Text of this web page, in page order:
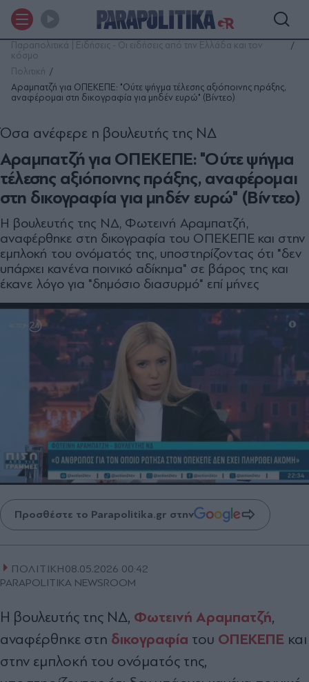
Παραπολιτικά | Ειδήσεις - Οι ειδήσεις από την Ελλάδα και τον
κόσμο
Πολιτική
Αραμπατζή για ΟΠΕΚΕΠΕ: "Ούτε ψήγμα τέλεσης αξιόποινης πράξης,
αναφέρομαι στη δικογραφία για μηδέν ευρώ" (Βίντεο)
Αραμπατζή για ΟΠΕΚΕΠΕ: "Ούτε ψήγμα
τέλεσης αξιόποινης πράξης, αναφέρομαι
στη δικογραφία για μηδέν ευρώ" (Βίντεο)
Όσα ανέφερε η βουλευτής της ΝΔ
Η βουλευτής της ΝΔ, Φωτεινή Αραμπατζή,
αναφέρθηκε στη δικογραφία του ΟΠΕΚΕΠΕ και στην
εμπλοκή του ονόματός της, υποστηρίζοντας ότι "δεν
υπάρχει κανένα ποινικό αδίκημα" σε βάρος της και
έκανε λόγο για "δημόσιο διασυρμό" επί μήνες
Προσθέστε το Parapolitika.gr στην
ΠΟΛΙΤΙΚΗ08.05.2026 00:42
PARAPOLITIKA NEWSROOM
Η βουλευτής της ΝΔ, Φωτεινή Αραμπατζή,
αναφέρθηκε στη δικογραφία του ΟΠΕΚΕΠΕ και
στην εμπλοκή του ονόματός της,